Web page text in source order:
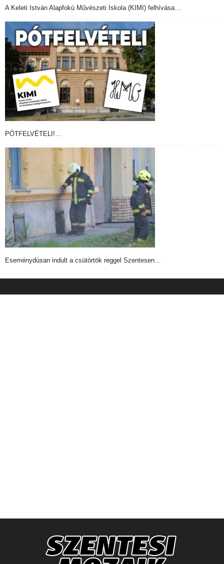
A Keleti István Alapfokú Művészeti Iskola (KIMI) felhívása…
PÓTFELVÉTELI!…
Eseménydúsan indult a csütörtök reggel Szentesen…